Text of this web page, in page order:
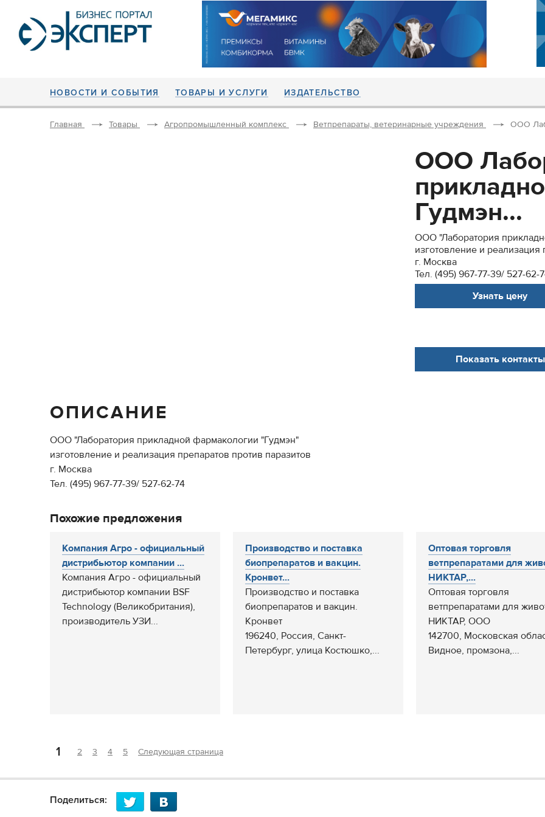
НОВОСТИ И СОБЫТИЯ ТОВАРЫ И УСЛУГИ ИЗДАТЕЛЬСТВО
Главная Товары Агропромышленный комплекс Ветпрепараты, ветеринарные учреждения ООО
ООО
Гудмэн...
ООО "Лаборатория
изготовление и реализация
г. Москва
Тел. (495) 967-77-39/ 527-62-
Узнать цену
Показать контакты
ОПИСАНИЕ
ООО "Лаборатория прикладной фармакологии "Гудмэн"
изготовление и реализация препаратов против паразитов
г. Москва
Тел. (495) 967-77-39/ 527-62-74
Похожие предложения
Компания Агро - официальный
дистрибьютор компании ...
Компания Агро - официальный
дистрибьютор компании BSF
Technology (Великобритания),
производитель УЗИ...
Производство и поставка
биопрепаратов и вакцин.
Кронвет...
Производство и поставка
биопрепаратов и вакцин.
Кронвет
196240, Россия, Санкт-
Петербург, улица Костюшко,...
Оптовая торговля
ветпрепаратами для
НИКТАР,...
Оптовая торговля
ветпрепаратами для
НИКТАР, ООО
142700, Московская
Видное, промзона,...
1 2 3 4 5 Следующая страница
Поделиться: